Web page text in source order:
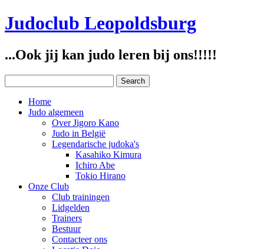
Judoclub Leopoldsburg
...Ook jij kan judo leren bij ons!!!!!
Home
Judo algemeen
Over Jigoro Kano
Judo in België
Legendarische judoka's
Kasahiko Kimura
Ichiro Abe
Tokio Hirano
Onze Club
Club trainingen
Lidgelden
Trainers
Bestuur
Contacteer ons